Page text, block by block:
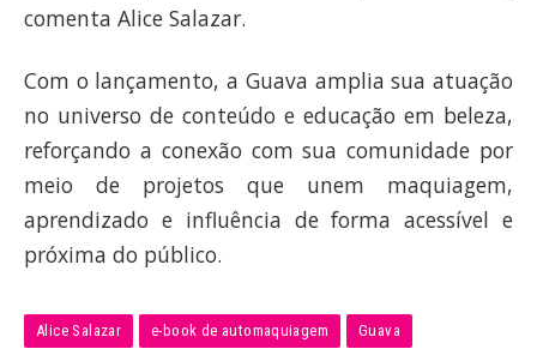
comenta Alice Salazar.
Com o lançamento, a Guava amplia sua atuação
no universo de conteúdo e educação em beleza,
reforçando a conexão com sua comunidade por
meio de projetos que unem maquiagem,
aprendizado e influência de forma acessível e
próxima do público.
Alice Salazar e-book de automaquiagem Guava